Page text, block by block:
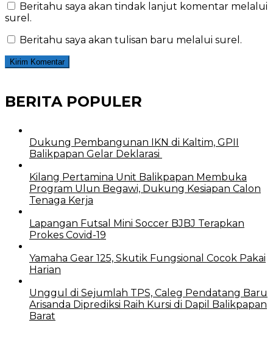
Beritahu saya akan tindak lanjut komentar melalui
surel.
Beritahu saya akan tulisan baru melalui surel.
BERITA POPULER
Dukung Pembangunan IKN di Kaltim, GPII
Balikpapan Gelar Deklarasi
Kilang Pertamina Unit Balikpapan Membuka
Program Ulun Begawi, Dukung Kesiapan Calon
Tenaga Kerja
Lapangan Futsal Mini Soccer BJBJ Terapkan
Prokes Covid-19
Yamaha Gear 125, Skutik Fungsional Cocok Pakai
Harian
Unggul di Sejumlah TPS, Caleg Pendatang Baru
Arisanda Diprediksi Raih Kursi di Dapil Balikpapan
Barat